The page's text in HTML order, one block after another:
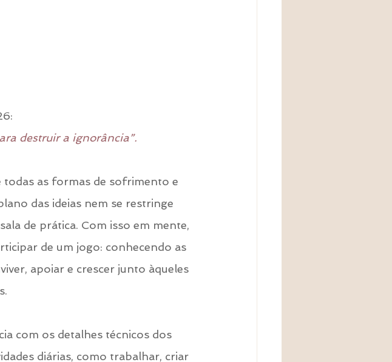
destruir a ignorância”.
todas as formas de sofrimento e
das ideias nem se restringe
de prática. Com isso em mente,
de um jogo: conhecendo as
apoiar e crescer junto àqueles
com os detalhes técnicos dos
diárias, como trabalhar, criar